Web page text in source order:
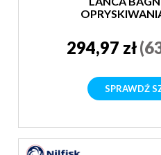
294,97 zł
SPRAWDŹ